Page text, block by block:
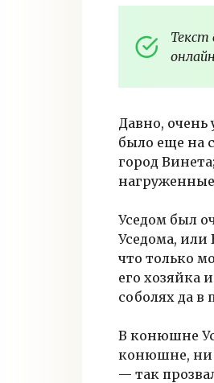
Текст
Давно, очень
было еще на
город
Уседом был
Уседома, или
что только
его хозяйка
соболях да в
В конюшне
конюшне, ни
— так